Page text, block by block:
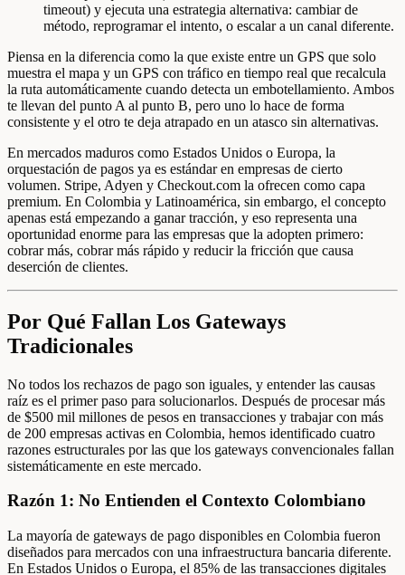
timeout) y ejecuta una estrategia alternativa: cambiar de
método, reprogramar el intento, o escalar a un canal diferente.
Piensa en la diferencia como la que existe entre un GPS que solo
muestra el mapa y un GPS con tráfico en tiempo real que recalcula
la ruta automáticamente cuando detecta un embotellamiento. Ambos
te llevan del punto A al punto B, pero uno lo hace de forma
consistente y el otro te deja atrapado en un atasco sin alternativas.
En mercados maduros como Estados Unidos o Europa, la
orquestación de pagos ya es estándar en empresas de cierto
volumen. Stripe, Adyen y Checkout.com la ofrecen como capa
premium. En Colombia y Latinoamérica, sin embargo, el concepto
apenas está empezando a ganar tracción, y eso representa una
oportunidad enorme para las empresas que la adopten primero:
cobrar más, cobrar más rápido y reducir la fricción que causa
deserción de clientes.
Por Qué Fallan Los Gateways
Tradicionales
No todos los rechazos de pago son iguales, y entender las causas
raíz es el primer paso para solucionarlos. Después de procesar más
de $500 mil millones de pesos en transacciones y trabajar con más
de 200 empresas activas en Colombia, hemos identificado cuatro
razones estructurales por las que los gateways convencionales fallan
sistemáticamente en este mercado.
Razón 1: No Entienden el Contexto Colombiano
La mayoría de gateways de pago disponibles en Colombia fueron
diseñados para mercados con una infraestructura bancaria diferente.
En Estados Unidos o Europa, el 85% de las transacciones digitales